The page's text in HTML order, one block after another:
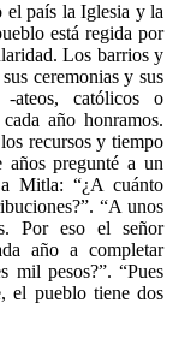
el país la Iglesia y la
está regida por
Los barrios y
ceremonias y sus
católicos o
año honramos.
recursos y tiempo
años pregunté a un
Mitla: “¿A cuánto
“A unos
Por eso el señor
año a completar
mil pesos?”. “Pues
el pueblo tiene dos